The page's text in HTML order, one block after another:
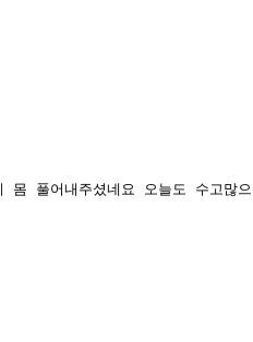
몸 풀어내주셨네요 오늘도 수고많으